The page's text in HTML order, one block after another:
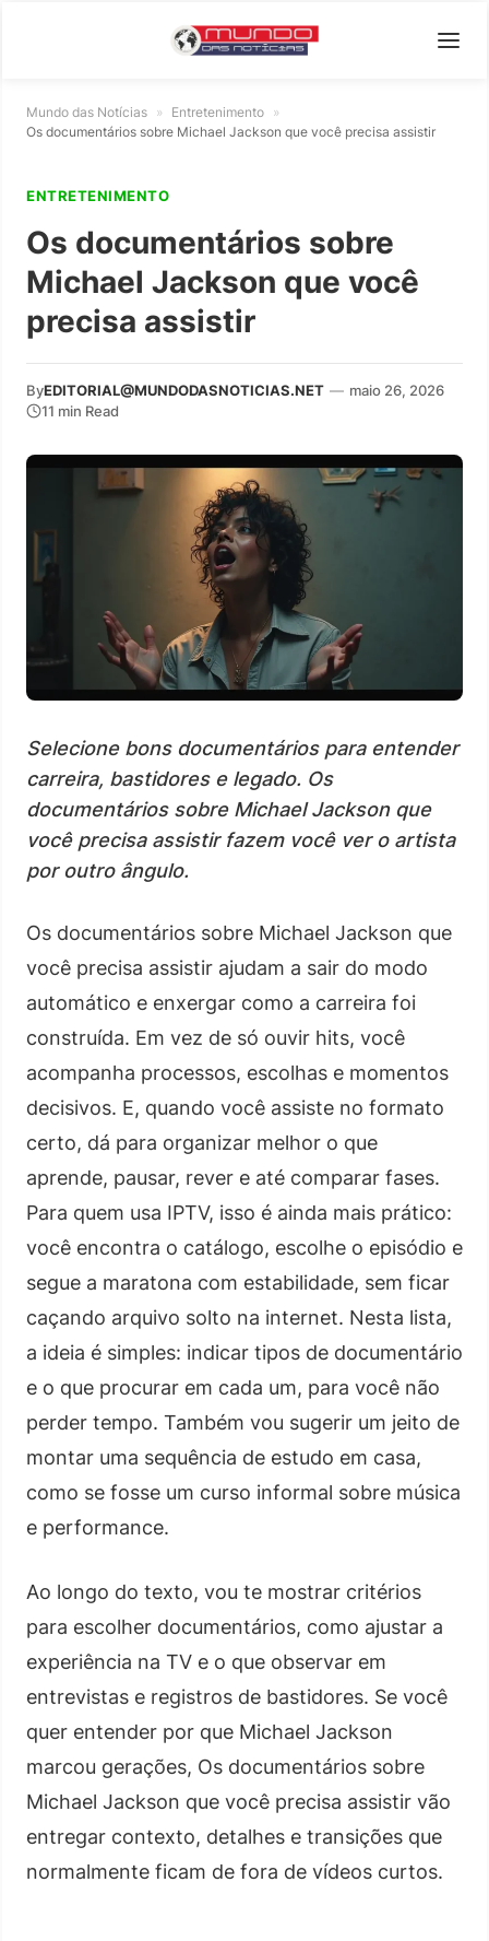
Mundo das Notícias » Entretenimento »
Os documentários sobre Michael Jackson que você precisa assistir
ENTRETENIMENTO
Os documentários sobre
Michael Jackson que você
precisa assistir
ByEDITORIAL@MUNDODASNOTICIAS.NET — maio 26, 2026
11 min Read
Selecione bons documentários para entender
carreira, bastidores e legado. Os
documentários sobre Michael Jackson que
você precisa assistir fazem você ver o artista
por outro ângulo.
Os documentários sobre Michael Jackson que
você precisa assistir ajudam a sair do modo
automático e enxergar como a carreira foi
construída. Em vez de só ouvir hits, você
acompanha processos, escolhas e momentos
decisivos. E, quando você assiste no formato
certo, dá para organizar melhor o que
aprende, pausar, rever e até comparar fases.
Para quem usa IPTV, isso é ainda mais prático:
você encontra o catálogo, escolhe o episódio e
segue a maratona com estabilidade, sem ficar
caçando arquivo solto na internet. Nesta lista,
a ideia é simples: indicar tipos de documentário
e o que procurar em cada um, para você não
perder tempo. Também vou sugerir um jeito de
montar uma sequência de estudo em casa,
como se fosse um curso informal sobre música
e performance.
Ao longo do texto, vou te mostrar critérios
para escolher documentários, como ajustar a
experiência na TV e o que observar em
entrevistas e registros de bastidores. Se você
quer entender por que Michael Jackson
marcou gerações, Os documentários sobre
Michael Jackson que você precisa assistir vão
entregar contexto, detalhes e transições que
normalmente ficam de fora de vídeos curtos.